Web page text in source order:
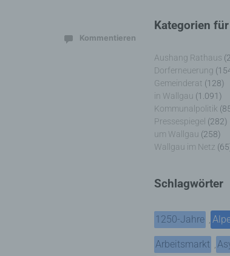
Kommentieren
Kategorien
Aushang Rathaus
Dorferneuerung
Gemeinderat (128)
in Wallgau (1.091)
Kommunalpolitik
Pressespiegel (282)
um Wallgau (258)
Wallgau im Netz
Schlagwörter
1250-Jahre ,
Arbeitsmarkt ,